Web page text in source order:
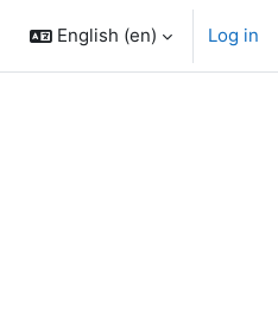
English ‎(en)‎ Log in